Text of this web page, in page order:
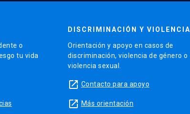
o
tu vida
DISCRIMINACIÓN Y VIOLENCIA
Orientación y apoyo en casos de
discriminación, violencia de género o
violencia sexual.
launch Contacto para apoyo
launch Más orientación